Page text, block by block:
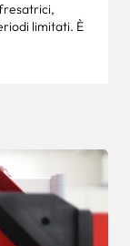
limitati. È